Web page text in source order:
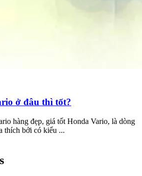
ở đâu thì tốt?
hàng đẹp, giá tốt Honda Vario, là dòng
thích bởi có kiểu ...